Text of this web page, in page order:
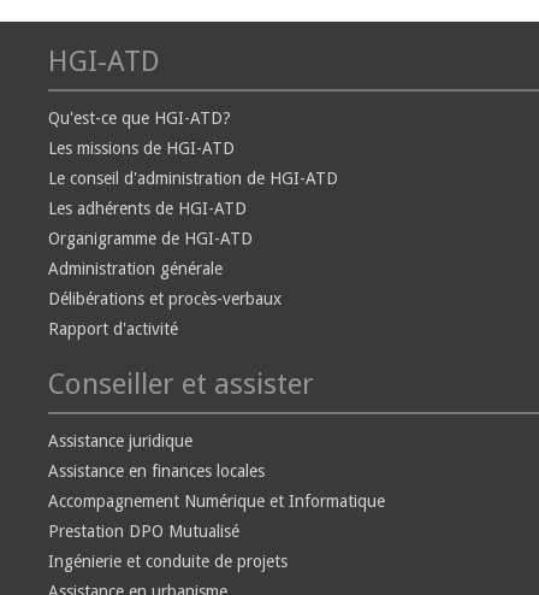
HGI-ATD
Qu'est-ce que HGI-ATD?
Les missions de HGI-ATD
Le conseil d'administration de HGI-ATD
Les adhérents de HGI-ATD
Organigramme de HGI-ATD
Administration générale
Délibérations et procès-verbaux
Rapport d'activité
Conseiller et assister
Assistance juridique
Assistance en finances locales
Accompagnement Numérique et Informatique
Prestation DPO Mutualisé
Ingénierie et conduite de projets